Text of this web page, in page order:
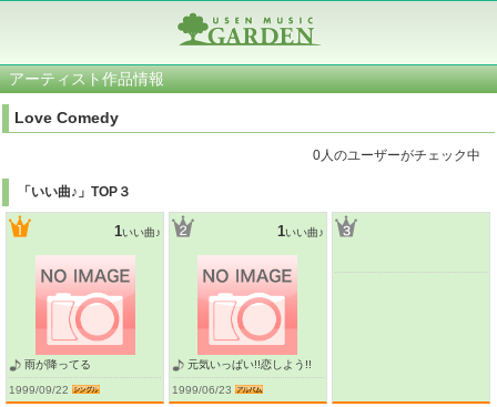
アーティスト作品情報
Love Comedy
0人のユーザーがチェック中
「いい曲♪」TOP３
1いい曲♪
雨が降ってる
1999/09/22
1いい曲♪
元気いっぱい!!恋しよう!!
1999/06/23